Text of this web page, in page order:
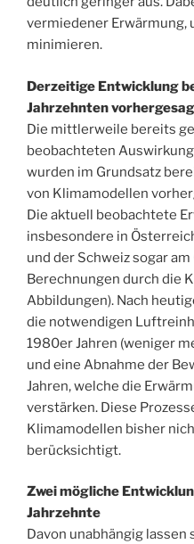
vermiedener Erwärmung,
minimieren.
Derzeitige Entwicklung
Jahrzehnten
Die mittlerweile bereits
beobachteten
wurden im Grundsatz
von Klimamodellen
Die aktuell beobachtete
insbesondere in
und der Schweiz sogar
Berechnungen durch die
Abbildungen). Nach
die notwendigen
1980er Jahren (weniger
und eine Abnahme der
Jahren, welche die
verstärken. Diese
Klimamodellen bisher
berücksichtigt.
Zwei mögliche
Jahrzehnte
Davon unabhängig lassen